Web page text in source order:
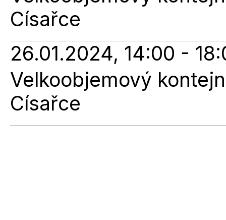
Císařce
26.01.2024, 14:00 -
Velkoobjemový
Císařce